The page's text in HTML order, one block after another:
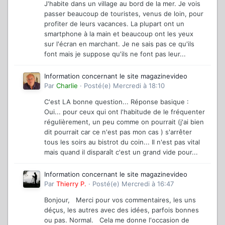
J'habite dans un village au bord de la mer. Je vois
passer beaucoup de touristes, venus de loin, pour
profiter de leurs vacances. La plupart ont un
smartphone à la main et beaucoup ont les yeux
sur l'écran en marchant. Je ne sais pas ce qu'ils
font mais je suppose qu'ils ne font pas leur...
Information concernant le site magazinevideo
Par Charlie · Posté(e) Mercredi à 18:10
C'est LA bonne question... Réponse basique :
Oui... pour ceux qui ont l'habitude de le fréquenter
régulièrement, un peu comme on pourrait (j'ai bien
dit pourrait car ce n'est pas mon cas ) s'arrêter
tous les soirs au bistrot du coin... Il n'est pas vital
mais quand il disparaît c'est un grand vide pour...
Information concernant le site magazinevideo
Par Thierry P. · Posté(e) Mercredi à 16:47
Bonjour, Merci pour vos commentaires, les uns
déçus, les autres avec des idées, parfois bonnes
ou pas. Normal. Cela me donne l'occasion de